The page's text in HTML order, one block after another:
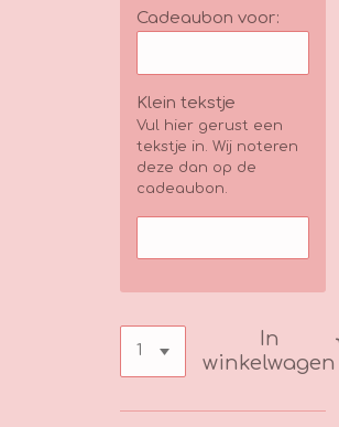
Cadeaubon voor:
Klein tekstje
Vul hier gerust een
tekstje in. Wij noteren
deze dan op de
cadeaubon.
In
winkelwagen